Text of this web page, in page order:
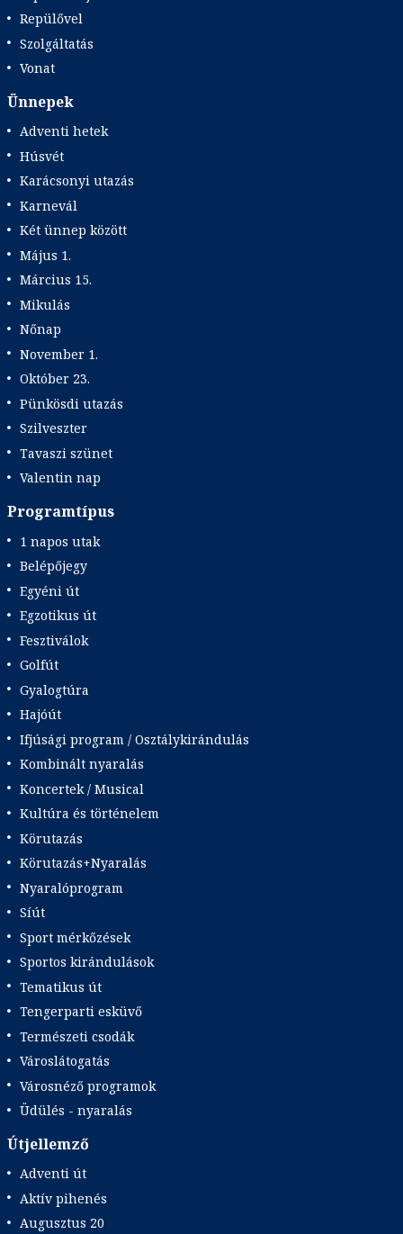
Repülővel
Szolgáltatás
Vonat
Ünnepek
Adventi hetek
Húsvét
Karácsonyi utazás
Karnevál
Két ünnep között
Május 1.
Március 15.
Mikulás
Nőnap
November 1.
Október 23.
Pünkösdi utazás
Szilveszter
Tavaszi szünet
Valentin nap
Programtípus
1 napos utak
Belépőjegy
Egyéni út
Egzotikus út
Fesztiválok
Golfút
Gyalogtúra
Hajóút
Ifjúsági program / Osztálykirándulás
Kombinált nyaralás
Koncertek / Musical
Kultúra és történelem
Körutazás
Körutazás+Nyaralás
Nyaralóprogram
Síút
Sport mérkőzések
Sportos kirándulások
Tematikus út
Tengerparti esküvő
Természeti csodák
Városlátogatás
Városnéző programok
Üdülés - nyaralás
Útjellemző
Adventi út
Aktív pihenés
Augusztus 20